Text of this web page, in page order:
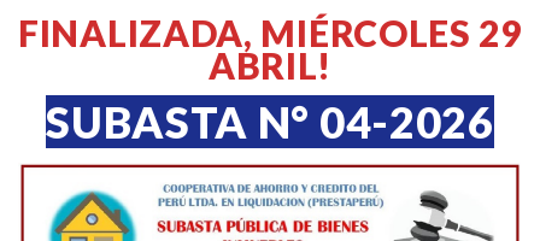
FINALIZADA, MIÉRCOLES 29
ABRIL!
SUBASTA N° 04-2026